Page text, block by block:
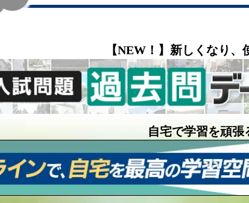
【NEW！】新しくなり、
自宅で学習を頑張